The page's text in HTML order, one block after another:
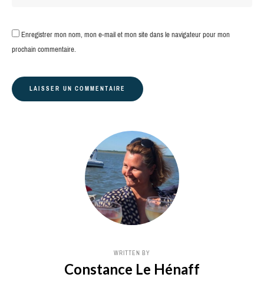
Enregistrer mon nom, mon e-mail et mon site dans le navigateur pour mon
prochain commentaire.
WRITTEN BY
Constance Le Hénaff